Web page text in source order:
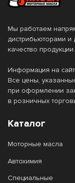
Мы работаем
дистрибьюторами и
качество продукции.
Информация на
Все цены,
при оформлении
в розничных
Каталог
Моторные масла
Автохимия
Специальные